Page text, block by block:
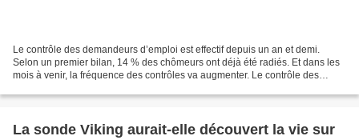
Le contrôle des demandeurs d’emploi est effectif depuis un an et demi.
Selon un premier bilan, 14 % des chômeurs ont déjà été radiés. Et dans les
mois à venir, la fréquence des contrôles va augmenter. Le contrôle des
La sonde Viking aurait-elle découvert la vie sur